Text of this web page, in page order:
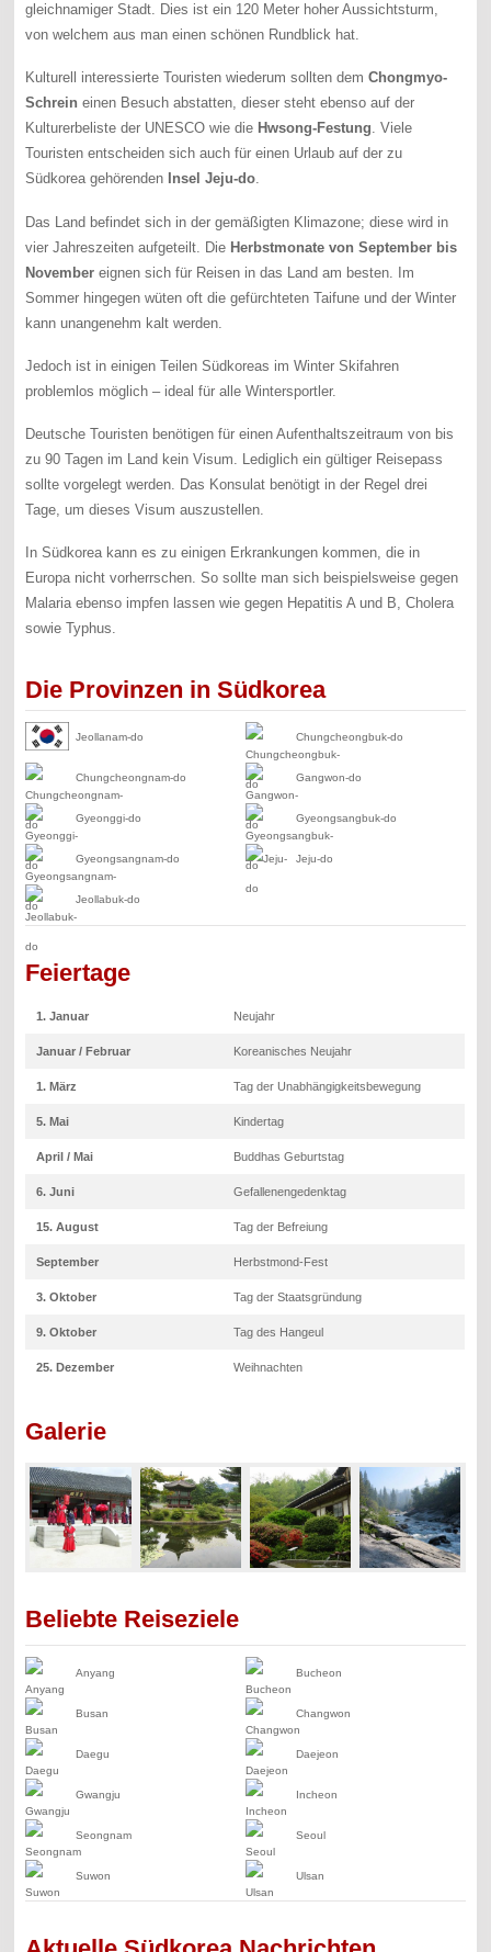
gleichnamiger Stadt. Dies ist ein 120 Meter hoher Aussichtsturm,
von welchem aus man einen schönen Rundblick hat.
Kulturell interessierte Touristen wiederum sollten demChongmyo-
Schrein einen Besuch abstatten, dieser steht ebenso auf der
Kulturerbeliste der UNESCO wie die Hwsong-Festung. Viele
Touristen entscheiden sich auch für einen Urlaub auf der zu
Südkorea gehörenden Insel Jeju-do.
Das Land befindet sich in der gemäßigten Klimazone; diese wird in
vier Jahreszeiten aufgeteilt. Die Herbstmonate von September bis
November eignen sich für Reisen in das Land am besten. Im
Sommer hingegen wüten oft die gefürchteten Taifune und der Winter
kann unangenehm kalt werden.
Jedoch ist in einigen Teilen Südkoreas im Winter Skifahren
problemlos möglich – ideal für alle Wintersportler.
Deutsche Touristen benötigen für einen Aufenthaltszeitraum von bis
zu 90 Tagen im Land kein Visum. Lediglich ein gültiger Reisepass
sollte vorgelegt werden. Das Konsulat benötigt in der Regel drei
Tage, um dieses Visum auszustellen.
In Südkorea kann es zu einigen Erkrankungen kommen, die in
Europa nicht vorherrschen. So sollte man sich beispielsweise gegen
Malaria ebenso impfen lassen wie gegen Hepatitis A und B, Cholera
sowie Typhus.
Die Provinzen in Südkorea
Jeollanam-do‎ Chungcheongbuk-do‎
Chungcheongnam-do‎ Gangwon-do‎
Gyeonggi-do‎ Gyeongsangbuk-do‎
Gyeongsangnam-do‎ Jeju-do‎
Jeollabuk-do‎
Feiertage
1. Januar Neujahr
Januar / Februar Koreanisches Neujahr
1. März Tag der Unabhängigkeitsbewegung
5. Mai Kindertag
April / Mai Buddhas Geburtstag
6. Juni Gefallenengedenktag
15. August Tag der Befreiung
September Herbstmond-Fest
3. Oktober Tag der Staatsgründung
9. Oktober Tag des Hangeul
25. Dezember Weihnachten
Galerie
Beliebte Reiseziele
Anyang Bucheon
Busan Changwon
Daegu Daejeon
Gwangju Incheon
Seongnam Seoul
Suwon Ulsan